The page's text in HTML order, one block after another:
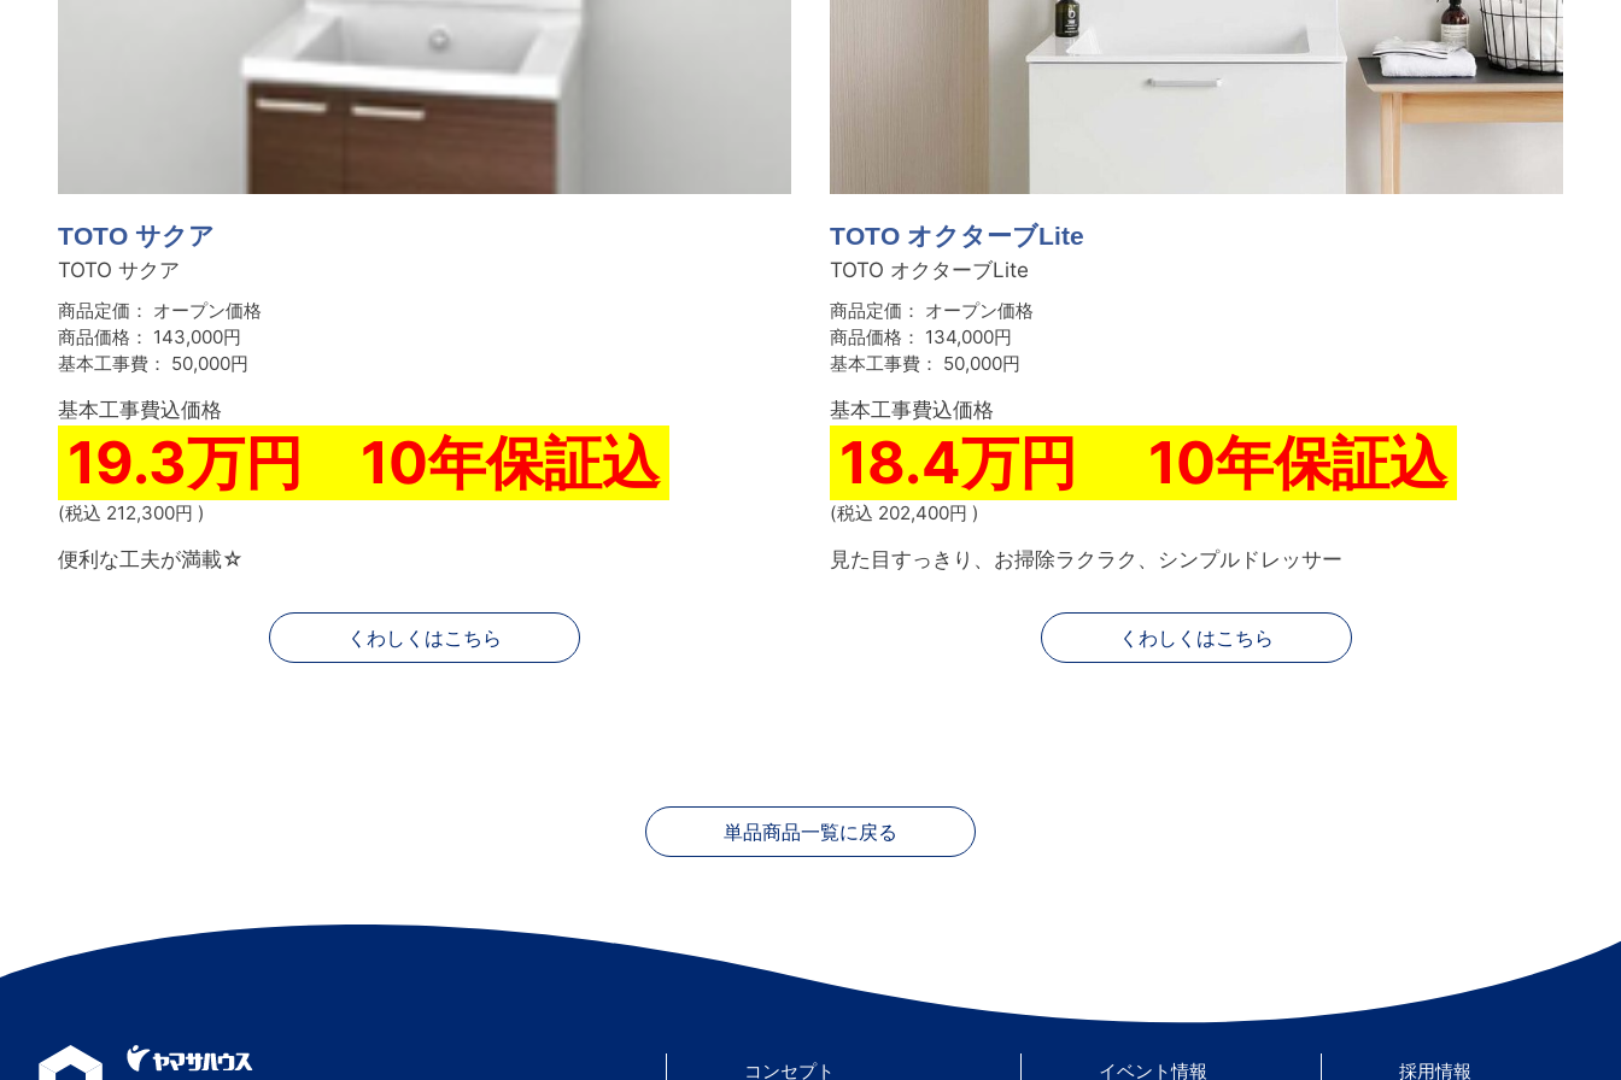
TOTO サクア
TOTO サクア
商品定価： オープン価格
商品価格： 143,000円
基本工事費： 50,000円
基本工事費込価格
19.3万円 10年保証込
(税込 212,300円 )
便利な工夫が満載☆
くわしくはこちら
TOTO オクターブLite
TOTO オクターブLite
商品定価： オープン価格
商品価格： 134,000円
基本工事費： 50,000円
基本工事費込価格
18.4万円 10年保証込
(税込 202,400円 )
見た目すっきり、お掃除ラクラク、シンプルドレッサー
くわしくはこちら
単品商品一覧に戻る
コンセプト イベント情報 採用情報